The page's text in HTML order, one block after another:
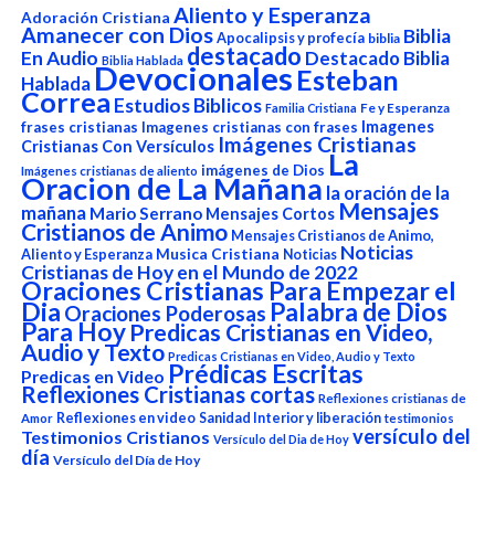
Adoración Cristiana Aliento y Esperanza
Amanecer con Dios Apocalipsis y profecía biblia Biblia
En Audio Biblia Hablada destacado Destacado Biblia
HabladaDevocionalesEsteban
Correa Estudios Biblicos Familia Cristiana Fe y Esperanza
frases cristianas Imagenes cristianas con frases Imagenes
Cristianas Con Versículos Imágenes Cristianas
Imágenes cristianas de aliento imágenes de Dios La
Oracion de La Mañana la oración de la
mañana Mario Serrano Mensajes Cortos Mensajes
Cristianos de Animo Mensajes Cristianos de Animo,
Aliento y Esperanza Musica Cristiana Noticias Noticias
Cristianas de Hoy en el Mundo de 2022
Oraciones Cristianas Para Empezar el
DiaOraciones Poderosas Palabra de Dios
Para Hoy Predicas Cristianas en Video,
Audio y Texto Predicas Cristianas en Video, Audio y Texto
Predicas en Video Prédicas Escritas
Reflexiones Cristianas cortas Reflexiones cristianas de
Amor Reflexiones en video Sanidad Interior y liberación testimonios
Testimonios Cristianos Versículo del Dia de Hoy versículo del
día Versículo del Día de Hoy